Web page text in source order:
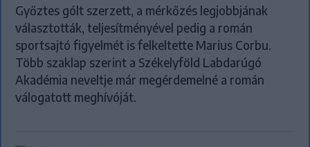
Győztes gólt szerzett, a mérkőzés legjobbjának
választották, teljesítményével pedig a román
sportsajtó figyelmét is felkeltette Marius Corbu.
Több szaklap szerint a Székelyföld Labdarúgó
Akadémia neveltje már megérdemelné a román
válogatott meghívóját.